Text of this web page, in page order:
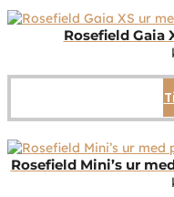
Rosefield Gaia
Rosefield Mini’s ur